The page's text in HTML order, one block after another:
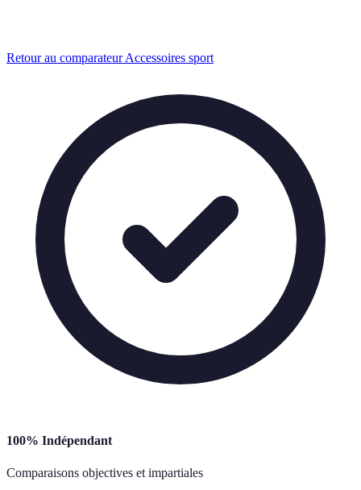
Retour au comparateur Accessoires sport
100% Indépendant
Comparaisons objectives et impartiales